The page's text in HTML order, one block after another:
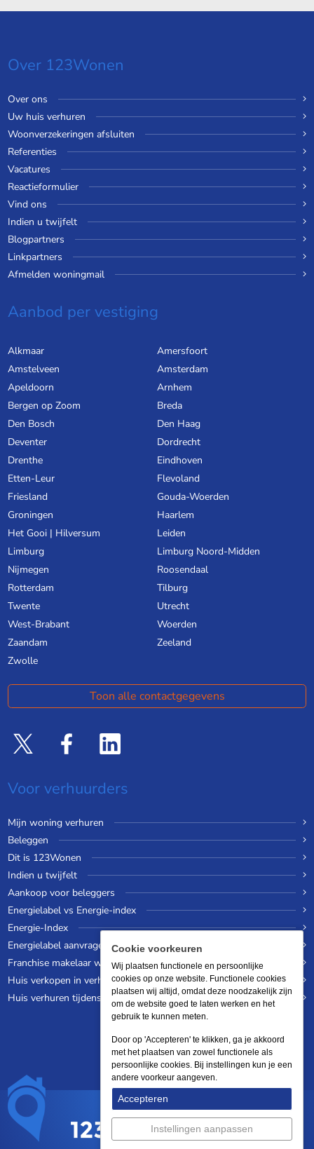
Over 123Wonen
Over ons
Uw huis verhuren
Woonverzekeringen afsluiten
Referenties
Vacatures
Reactieformulier
Vind ons
Indien u twijfelt
Blogpartners
Linkpartners
Afmelden woningmail
Aanbod per vestiging
Alkmaar
Amersfoort
Amstelveen
Amsterdam
Apeldoorn
Arnhem
Bergen op Zoom
Breda
Den Bosch
Den Haag
Deventer
Dordrecht
Drenthe
Eindhoven
Etten-Leur
Flevoland
Friesland
Gouda-Woerden
Groningen
Haarlem
Het Gooi | Hilversum
Leiden
Limburg
Limburg Noord-Midden
Nijmegen
Roosendaal
Rotterdam
Tilburg
Twente
Utrecht
West-Brabant
Woerden
Zaandam
Zeeland
Zwolle
Toon alle contactgegevens
Voor verhuurders
Mijn woning verhuren
Beleggen
Dit is 123Wonen
Indien u twijfelt
Aankoop voor beleggers
Energielabel vs Energie-index
Energie-Index
Energielabel aanvragen
Franchise makelaar worden
Huis verkopen in verhuurde staat
Huis verhuren tijdens een wereldreis
Cookie voorkeuren
Wij plaatsen functionele en persoonlijke
cookies op onze website. Functionele cookies
plaatsen wij altijd, omdat deze noodzakelijk zijn
om de website goed te laten werken en het
gebruik te kunnen meten.
Door op 'Accepteren' te klikken, ga je akkoord
met het plaatsen van zowel functionele als
persoonlijke cookies. Bij instellingen kun je een
andere voorkeur aangeven.
Accepteren
Instellingen aanpassen